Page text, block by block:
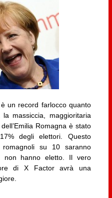
un record farlocco quanto
massiccia, maggioritaria
Romagna è stato
degli elettori. Questo
su 10 saranno
non hanno eletto. Il vero
di X Factor avrà una